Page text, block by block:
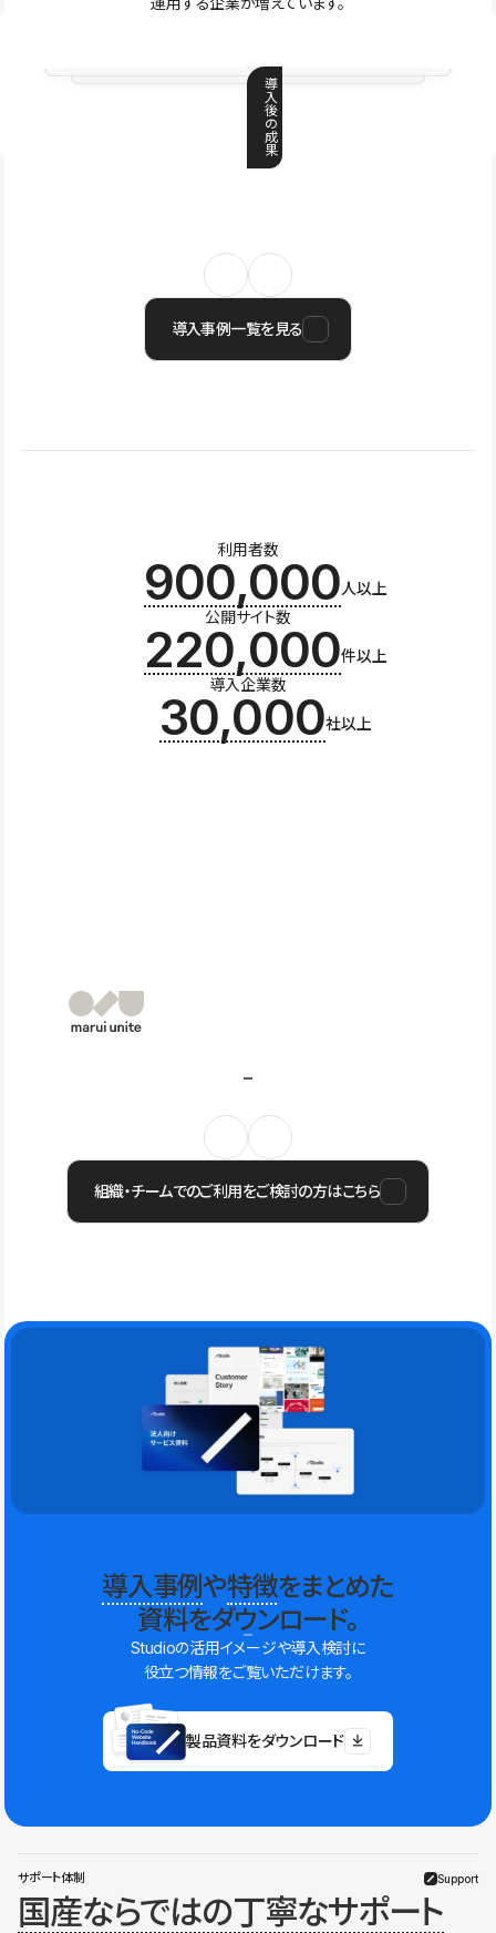
導
入
後
の
成
果
導入事例一覧を見る
利用者数
900,000人以上
公開サイト数
220,000件以上
導入企業数
30,000社以上
組織・チームでのご利用をご検討の方はこちら
導入事例や特徴をまとめた
資料をダウンロード。
Studioの活用イメージや導入検討に
役立つ情報をご覧いただけます。
製品資料をダウンロード
サポート体制 Support
国産ならではの丁寧なサポート